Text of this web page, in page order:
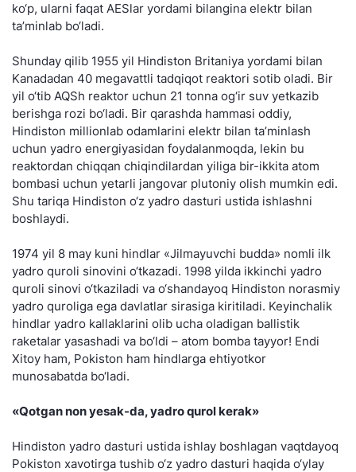
ko‘p, ularni faqat AESlar yordami bilangina elektr bilan
ta’minlab bo‘ladi.
Shunday qilib 1955 yil Hindiston Britaniya yordami bilan
Kanadadan 40 megavattli tadqiqot reaktori sotib oladi. Bir
yil o‘tib AQSh reaktor uchun 21 tonna og‘ir suv yetkazib
berishga rozi bo‘ladi. Bir qarashda hammasi oddiy,
Hindiston millionlab odamlarini elektr bilan ta’minlash
uchun yadro energiyasidan foydalanmoqda, lekin bu
reaktordan chiqqan chiqindilardan yiliga bir-ikkita atom
bombasi uchun yetarli jangovar plutoniy olish mumkin edi.
Shu tariqa Hindiston o‘z yadro dasturi ustida ishlashni
boshlaydi.
1974 yil 8 may kuni hindlar «Jilmayuvchi budda» nomli ilk
yadro quroli sinovini o‘tkazadi. 1998 yilda ikkinchi yadro
quroli sinovi o‘tkaziladi va o‘shandayoq Hindiston norasmiy
yadro quroliga ega davlatlar sirasiga kiritiladi. Keyinchalik
hindlar yadro kallaklarini olib ucha oladigan ballistik
raketalar yasashadi va bo‘ldi – atom bomba tayyor! Endi
Xitoy ham, Pokiston ham hindlarga ehtiyotkor
munosabatda bo‘ladi.
«Qotgan non yesak-da, yadro qurol kerak»
Hindiston yadro dasturi ustida ishlay boshlagan vaqtdayoq
Pokiston xavotirga tushib o‘z yadro dasturi haqida o‘ylay